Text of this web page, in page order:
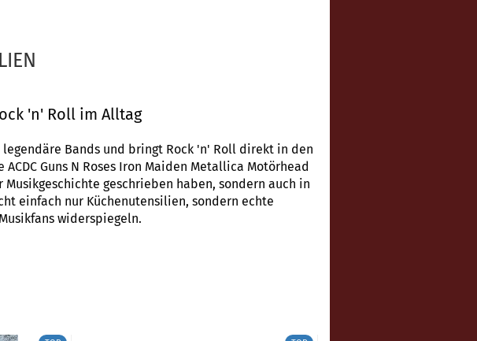
'n' Roll im Alltag
Bands und bringt Rock 'n' Roll direkt in den
Guns N Roses Iron Maiden Metallica Motörhead
geschrieben haben, sondern auch in
einfach nur Küchenutensilien, sondern echte
widerspiegeln.